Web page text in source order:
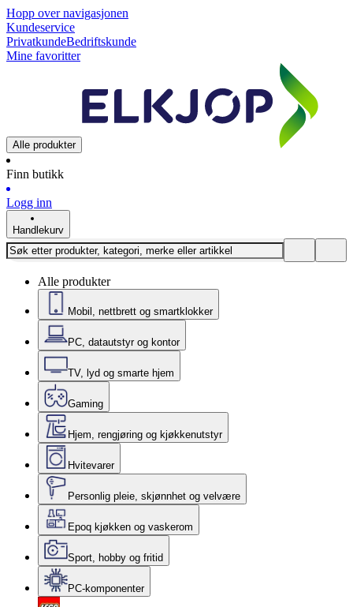
Hopp over navigasjonen
Kundeservice
PrivatkundeBedriftskunde
Mine favoritter
Alle produkter
Finn butikk
Logg inn
Handlekurv
Alle produkter
Mobil, nettbrett og smartklokker
PC, datautstyr og kontor
TV, lyd og smarte hjem
Gaming
Hjem, rengjøring og kjøkkenutstyr
Hvitevarer
Personlig pleie, skjønnhet og velvære
Epoq kjøkken og vaskerom
Sport, hobby og fritid
PC-komponenter